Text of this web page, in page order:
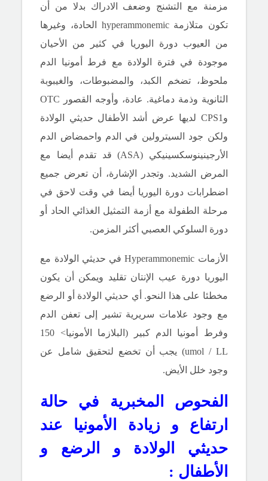
مزمنة مع التشنج وضعف الادراك بدلا من أن
تكون متلازمة hyperammonemic الحادة، وغيرها
من العيوب دورة اليوريا في كثير من الأحيان
موجودة في فترة الولادة مع فرط أمونيا الدم
ملحوظ، تضخم الكبد، والمضبوطات، والغيبوبة
الثانوية وذمة دماغية.
عادة، وأوجه القصور OTC
وCPS1 لديها عرض أشد الأطفال حديثي الولادة
ولكن جود السيترولين في الدم واحمضاض الدم
الأرجينينوسكسينيكي (ASA) قد تقدم أيضا مع
المرض الشديد. وتجدر الإشارة، أن تعرض جميع
اضطرابات دورة اليوريا أيضا في وقت لاحق في
مرحلة الطفولة مع أزمة التمثيل الغذائي الحاد أو
دورة السلوكي العصبي أكثر المزمن.
الأزمات Hyperammonemic في حديثي الولادة مع
اليوريا دورة عيب الإنتان تقليد ويمكن أن يكون
مخطئا على هذا النحو. أي حديثي الولادة أو الرضع
مع وجود علامات سريرية تشير إلى تعفن الدم
وفرط أمونيا الدم كبير (البلازما الأمونيا> 150
umol / LL) يجب أن تخضع لتحقيق شامل عن
وجود خلل الأيض.
الفحوص المخبرية في حالة
ارتفاع و زيادة الأمونيا عند
حديثي الولادة و الرضع و
الأطفال :